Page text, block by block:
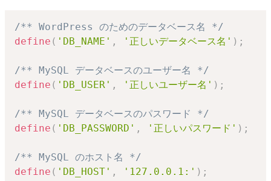
/** WordPress のためのデータベース名 */
define ( 'DB_NAME' , '正しいデータベース名' ) ;
/** MySQL データベースのユーザー名 */
define ( 'DB_USER' , '正しいユーザー名' ) ;
/** MySQL データベースのパスワード */
define ( 'DB_PASSWORD' , '正しいパスワード' ) ;
/** MySQL のホスト名 */
define ( 'DB_HOST' , '127.0.0.1:' ) ;